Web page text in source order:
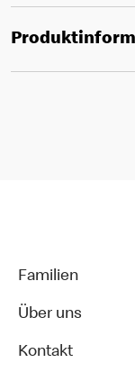
Familien
Über uns
Kontakt